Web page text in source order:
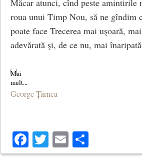
Măcar atunci, cînd peste amintirile
roua unui Timp Nou, să ne gîndim
poate face Trecerea mai uşoară,
adevărată şi, de ce nu, mai
George Țărnea
Facebook
Twitter
Email